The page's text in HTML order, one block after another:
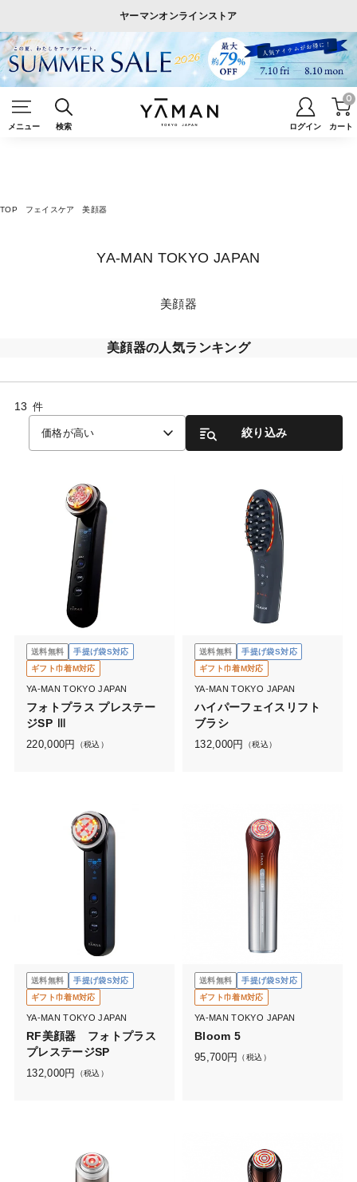
ヤーマンオンラインストア
メニュー 検索 ログイン カート
0
TOP フェイスケア 美顔器
YA-MAN TOKYO JAPAN
美顔器
美顔器の人気ランキング
13 件
価格が高い 絞り込み
送料無料
手提げ袋S対応
ギフト巾着M対応
YA-MAN TOKYO JAPAN
フォトプラス プレステー
ジSP Ⅲ
220,000円 （税込）
送料無料
手提げ袋S対応
ギフト巾着M対応
YA-MAN TOKYO JAPAN
ハイパーフェイスリフト
ブラシ
132,000円 （税込）
送料無料
手提げ袋S対応
ギフト巾着M対応
YA-MAN TOKYO JAPAN
RF美顔器 フォトプラス
プレステージSP
132,000円 （税込）
送料無料
手提げ袋S対応
ギフト巾着M対応
YA-MAN TOKYO JAPAN
Bloom 5
95,700円 （税込）